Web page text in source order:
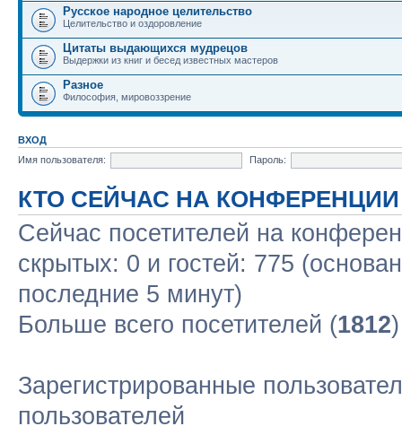
Русское народное целительство
Целительство и оздоровление
Цитаты выдающихся мудрецов
Выдержки из книг и бесед известных мастеров
Разное
Философия, мировоззрение
ВХОД
Имя пользователя:
Пароль:
КТО СЕЙЧАС НА КОНФЕРЕНЦИИ
Сейчас посетителей на
скрытых: 0 и гостей: 775
последние 5 минут)
Больше всего посетителей (1812
Зарегистрированные
пользователей